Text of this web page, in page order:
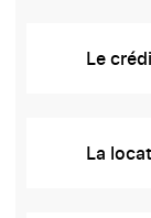
Le
La